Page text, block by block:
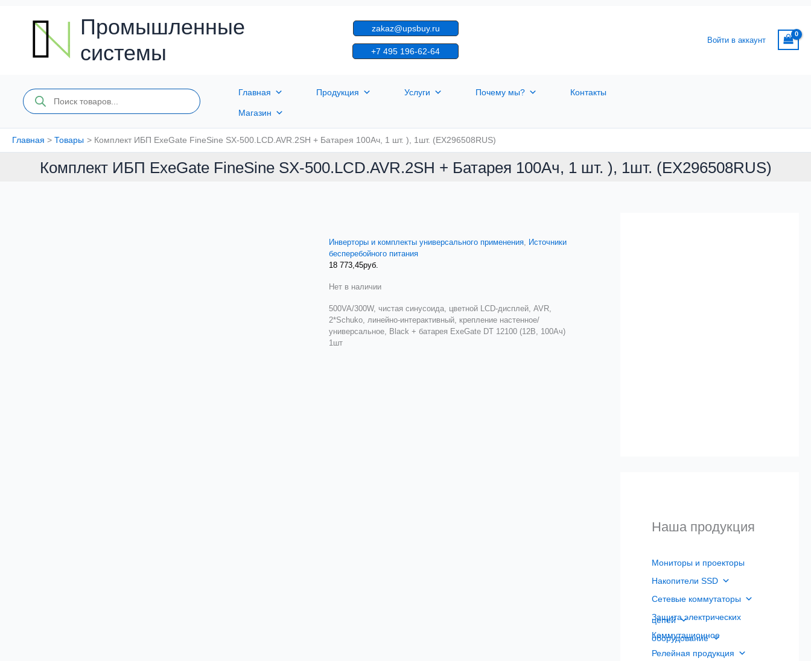
содержимому
Промышленные
системы
zakaz@upsbuy.ru
+7 495 196-62-64
Войти в аккаунт
Поиск
товаров
Главная Продукция Услуги Почему мы? Контакты
Магазин
Главная Товары Комплект ИБП ExeGate FineSine SX-500.LCD.AVR.2SH + Батарея 100Aч, 1 шт. ), 1шт. (EX296508RUS)
Комплект ИБП ExeGate FineSine SX-500.LCD.AVR.2SH + Батарея 100Aч, 1 шт. ), 1шт. (EX296508RUS)
Инверторы и комплекты универсального применения, Источники
бесперебойного питания
18 773,45руб.
Нет в наличии
500VA/300W, чистая синусоида, цветной LCD-дисплей, AVR,
2*Schuko, линейно-интерактивный, крепление настенное/
универсальное, Black + батарея ExeGate DT 12100 (12В, 100Ач)
1шт
Наша продукция
Мониторы и проекторы
Накопители SSD
Сетевые коммутаторы
Защита электрических
цепей
Коммутационное
оборудование
Релейная продукция